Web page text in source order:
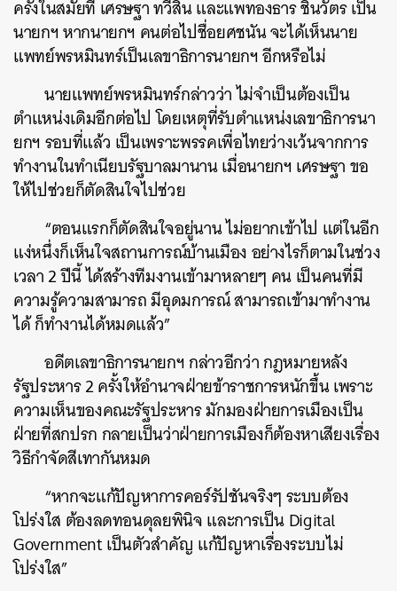
ครั้งในสมัยที่ เศรษฐา ทวีสิน และแพทองธาร ชินวัตร เป็น
นายกฯ หากนายกฯ คนต่อไปชื่อยศชนัน จะได้เห็นนาย
แพทย์พรหมินทร์เป็นเลขาธิการนายกฯ อีกหรือไม่
นายแพทย์พรหมินทร์กล่าวว่า ไม่จำเป็นต้องเป็น
ตำแหน่งเดิมอีกต่อไป โดยเหตุที่รับตำแหน่งเลขาธิการนา
ยกฯ รอบที่แล้ว เป็นเพราะพรรคเพื่อไทยว่างเว้นจากการ
ทำงานในทำเนียบรัฐบาลมานาน เมื่อนายกฯ เศรษฐา ขอ
ให้ไปช่วยก็ตัดสินใจไปช่วย
“ตอนแรกก็ตัดสินใจอยู่นาน ไม่อยากเข้าไป แต่ในอีก
แง่หนึ่งก็เห็นใจสถานการณ์บ้านเมือง อย่างไรก็ตามในช่วง
เวลา 2 ปีนี้ ได้สร้างทีมงานเข้ามาหลายๆ คน เป็นคนที่มี
ความรู้ความสามารถ มีอุดมการณ์ สามารถเข้ามาทำงาน
ได้ ก็ทำงานได้หมดแล้ว”
อดีตเลขาธิการนายกฯ กล่าวอีกว่า กฎหมายหลัง
รัฐประหาร 2 ครั้งให้อำนาจฝ่ายข้าราชการหนักขึ้น เพราะ
ความเห็นของคณะรัฐประหาร มักมองฝ่ายการเมืองเป็น
ฝ่ายที่สกปรก กลายเป็นว่าฝ่ายการเมืองก็ต้องหาเสียงเรื่อง
วิธีกำจัดสีเทากันหมด
“หากจะแก้ปัญหาการคอร์รัปชันจริงๆ ระบบต้อง
โปร่งใส ต้องลดทอนดุลยพินิจ และการเป็น Digital
Government เป็นตัวสำคัญ แก้ปัญหาเรื่องระบบไม่
โปร่งใส”
ค้นหา
SHARE TWEET LINE EMAIL